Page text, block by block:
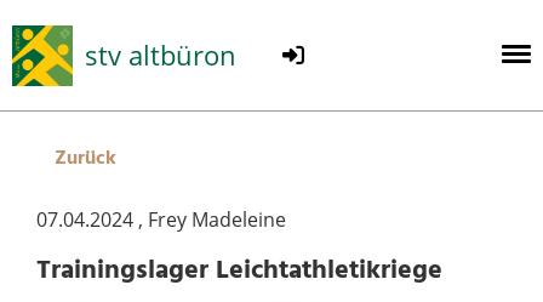
stv altbüron
Zurück
07.04.2024 , Frey Madeleine
Trainingslager Leichtathletikriege